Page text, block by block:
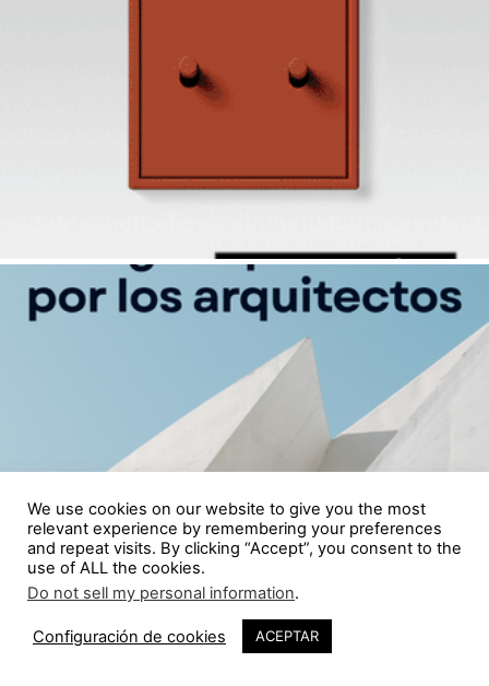
We use cookies on our website to give you the most
relevant experience by remembering your preferences
and repeat visits. By clicking “Accept”, you consent to the
use of ALL the cookies.
Do not sell my personal information.
Configuración de cookies ACEPTAR